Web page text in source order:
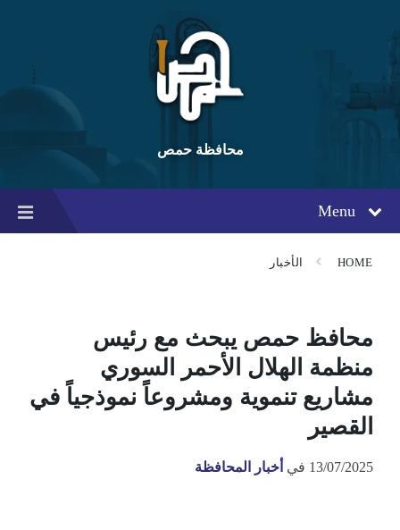
content
main
navigation
footer
محافظة حمص
Menu
HOME الأخبار
محافظ حمص يبحث مع رئيس
منظمة الهلال الأحمر السوري
مشاريع تنموية ومشروعاً نموذجياً في
القصير
13/07/2025 في أخبار المحافظة